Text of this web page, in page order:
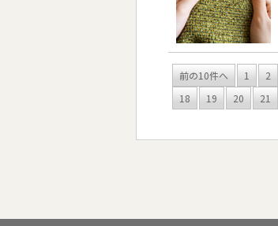
前の10件へ 1 2
18
19 20 21